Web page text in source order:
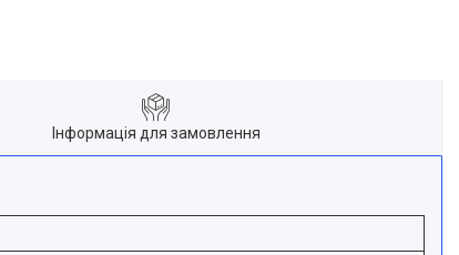
Інформація для замовлення